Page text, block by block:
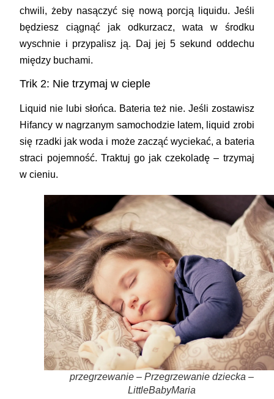
chwili, żeby nasączyć się nową porcją liquidu. Jeśli
będziesz ciągnąć jak odkurzacz, wata w środku
wyschnie i przypalisz ją. Daj jej 5 sekund oddechu
między buchami.
Trik 2: Nie trzymaj w cieple
Liquid nie lubi słońca. Bateria też nie. Jeśli zostawisz
Hifancy w nagrzanym samochodzie latem, liquid zrobi
się rzadki jak woda i może zacząć wyciekać, a bateria
straci pojemność. Traktuj go jak czekoladę – trzymaj
w cieniu.
przegrzewanie – Przegrzewanie dziecka –
LittleBabyMaria